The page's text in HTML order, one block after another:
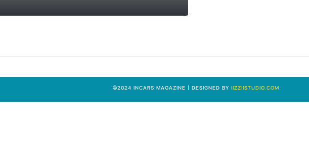
©2024 INCARS MAGAZINE | DESIGNED BY IIZZIISTUDIO.COM